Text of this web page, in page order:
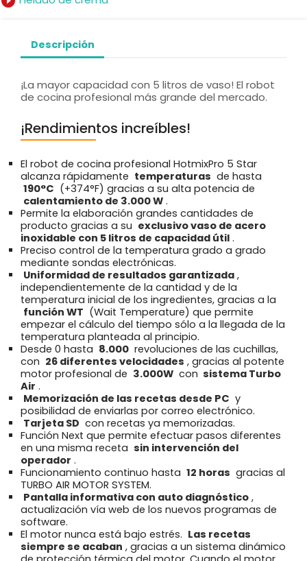
Descripción
¡La mayor capacidad con 5 litros de vaso! El robot
de cocina profesional más grande del mercado.
¡Rendimientos increíbles!
El robot de cocina profesional HotmixPro 5 Star
alcanza rápidamente temperaturas de hasta
190°C (+374°F) gracias a su alta potencia de
calentamiento de 3.000 W .
Permite la elaboración grandes cantidades de
producto gracias a su exclusivo vaso de acero
inoxidable con 5 litros de capacidad útil .
Preciso control de la temperatura grado a grado
mediante sondas electrónicas.
Uniformidad de resultados garantizada ,
independientemente de la cantidad y de la
temperatura inicial de los ingredientes, gracias a la
función WT (Wait Temperature) que permite
empezar el cálculo del tiempo sólo a la llegada de la
temperatura planteada al principio.
Desde 0 hasta 8.000 revoluciones de las cuchillas,
con 26 diferentes velocidades , gracias al potente
motor profesional de 3.000W con sistema Turbo
Air .
Memorización de las recetas desde PC y
posibilidad de enviarlas por correo electrónico.
Tarjeta SD con recetas ya memorizadas.
Función Next que permite efectuar pasos diferentes
en una misma receta sin intervención del
operador .
Funcionamiento continuo hasta 12 horas gracias al
TURBO AIR MOTOR SYSTEM.
Pantalla informativa con auto diagnóstico ,
actualización vía web de los nuevos programas de
software.
El motor nunca está bajo estrés. Las recetas
siempre se acaban , gracias a un sistema dinámico